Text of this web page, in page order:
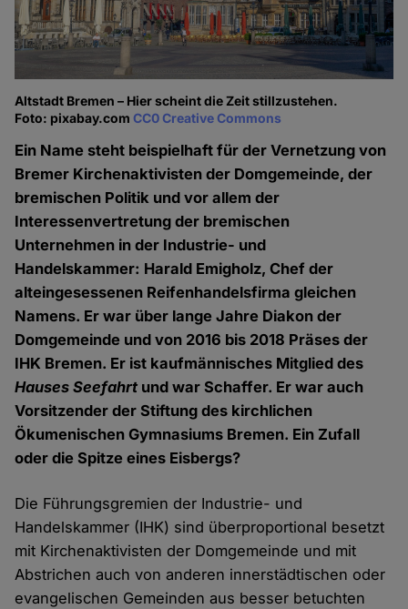
Altstadt Bremen – Hier scheint die Zeit stillzustehen.
Foto: pixabay.comCC0 Creative Commons
Ein Name steht beispielhaft für der Vernetzung von
Bremer Kirchenaktivisten der Domgemeinde, der
bremischen Politik und vor allem der
Interessenvertretung der bremischen
Unternehmen in der Industrie- und
Handelskammer: Harald Emigholz, Chef der
alteingesessenen Reifenhandelsfirma gleichen
Namens. Er war über lange Jahre Diakon der
Domgemeinde und von 2016 bis 2018 Präses der
IHK Bremen. Er ist kaufmännisches Mitglied des
Hauses Seefahrt und war Schaffer. Er war auch
Vorsitzender der Stiftung des kirchlichen
Ökumenischen Gymnasiums Bremen. Ein Zufall
oder die Spitze eines Eisbergs?
Die Führungsgremien der Industrie- und
Handelskammer (IHK) sind überproportional besetzt
mit Kirchenaktivisten der Domgemeinde und mit
Abstrichen auch von anderen innerstädtischen oder
evangelischen Gemeinden aus besser betuchten